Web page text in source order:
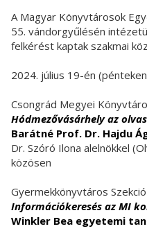
A Magyar Könyvtárosok
55. vándorgyűlésén
felkérést kaptak szakmai
2024. július 19-én
Csongrád Megyei
Hódmezővásárhely az
Barátné Prof. Dr. Hajdu
Dr. Szóró Ilona alelnökkel
közösen
Gyermekkönyvtáros
Információkeresés az MI
Winkler Bea egyetemi